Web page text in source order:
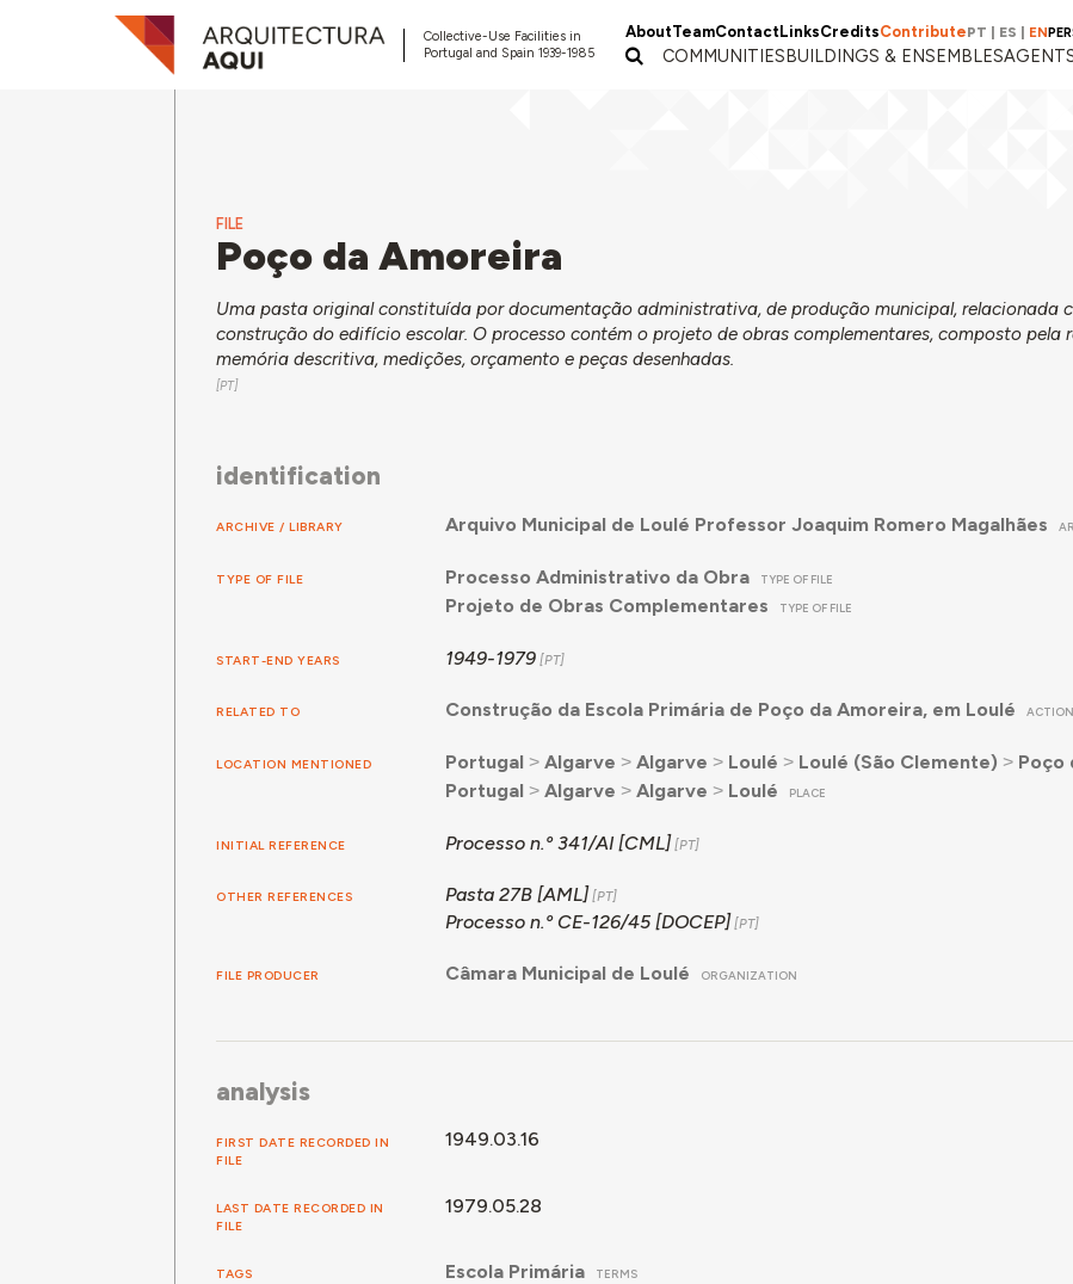
Collective-Use Facilities in
Portugal and Spain 1939-1985
AboutTeamContactLinksCreditsContributePT ES EN
COMMUNITIESBUILDINGS & ENSEMBLES
FILE
Poço da Amoreira
Uma pasta original constituída por documentação administrativa, de produção municipal, relacionada
construção do edifício escolar. O processo contém o projeto de obras complementares, composto pela
memória descritiva, medições, orçamento e peças desenhadas.
identification
ARCHIVE / LIBRARY Arquivo Municipal de Loulé Professor Joaquim Romero Magalhães
TYPE OF FILE Processo Administrativo da Obra TYPE OF FILE
Projeto de Obras Complementares TYPE OF FILE
START-END YEARS 1949-1979
RELATED TO Construção da Escola Primária de Poço da Amoreira, em Loulé ACTION
LOCATION MENTIONED Portugal ˃ Algarve ˃ Algarve ˃ Loulé ˃ Loulé (São Clemente) ˃ Poço
Portugal ˃ Algarve ˃ Algarve ˃ Loulé PLACE
INITIAL REFERENCE Processo n.º 341/AI [CML]
OTHER REFERENCES
Pasta 27B [AML]
Processo n.º CE-126/45 [DOCEP]
FILE PRODUCER Câmara Municipal de Loulé ORGANIZATION
analysis
FIRST DATE RECORDED IN
FILE
1949.03.16
LAST DATE RECORDED IN
FILE
1979.05.28
TAGS Escola Primária TERMS